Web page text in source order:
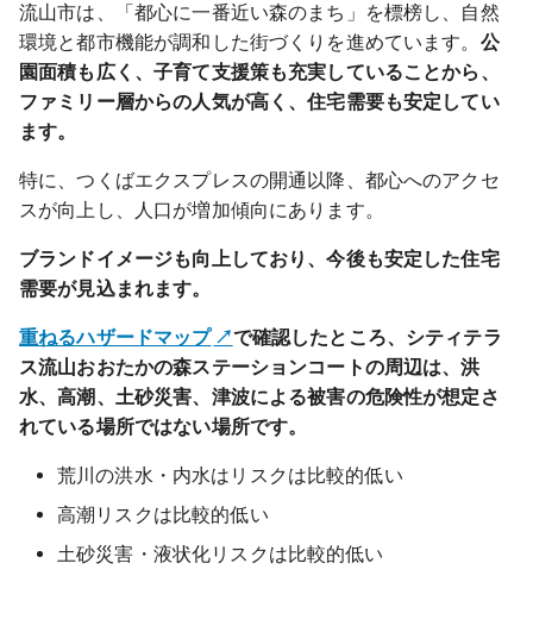
流山市は、「都心に一番近い森のまち」を標榜し、自然
環境と都市機能が調和した街づくりを進めています。 公
園面積も広く、子育て支援策も充実していることから、
ファミリー層からの人気が高く、住宅需要も安定してい
ます。
特に、つくばエクスプレスの開通以降、都心へのアクセ
スが向上し、人口が増加傾向にあります。
ブランドイメージも向上しており、今後も安定した住宅
需要が見込まれます。
重ねるハザードマップ
で確認したところ、シティテラ
ス流山おおたかの森ステーションコートの周辺は、洪
水、高潮、土砂災害、津波による被害の危険性が想定さ
れている場所ではない場所です。
荒川の洪水・内水はリスクは比較的低い
高潮リスクは比較的低い
土砂災害・液状化リスクは比較的低い